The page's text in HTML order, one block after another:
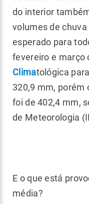
do interior
volumes de chuva
esperado para
fevereiro e março
Climatológica
320,9 mm, porém
foi de 402,4 mm,
de Meteorologia
E o que está
média?